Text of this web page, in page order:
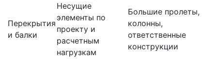
Перекрытия
и балки
Несущие
элементы по
проекту и
расчетным
нагрузкам
Большие пролеты,
колонны,
ответственные
конструкции